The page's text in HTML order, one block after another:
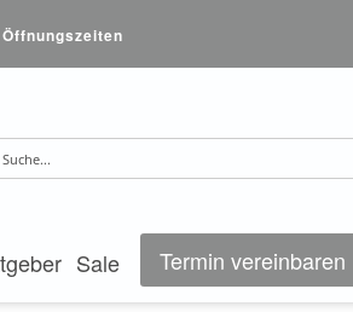
Öffnungszeiten
Sale Termin vereinbaren